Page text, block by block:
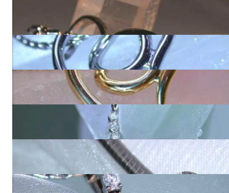
Eleganter Tahitiperle Brillanten Anhänger im Stern Design
3.720,00 €
Bezaubernder Tahitiperle Anhänger mit Brillant in Weißgold
1.880,00 €
Femininer Tahitiperle Anhänger mit Brillant in Gelbgold
1.880,00 €
Floraler Tahitiperle Anhänger mit Brillanten
Klassischer Tahitiperle Anhänger mit Brillanten
Charmanter Tahitiperle Anhänger mit Brillanten